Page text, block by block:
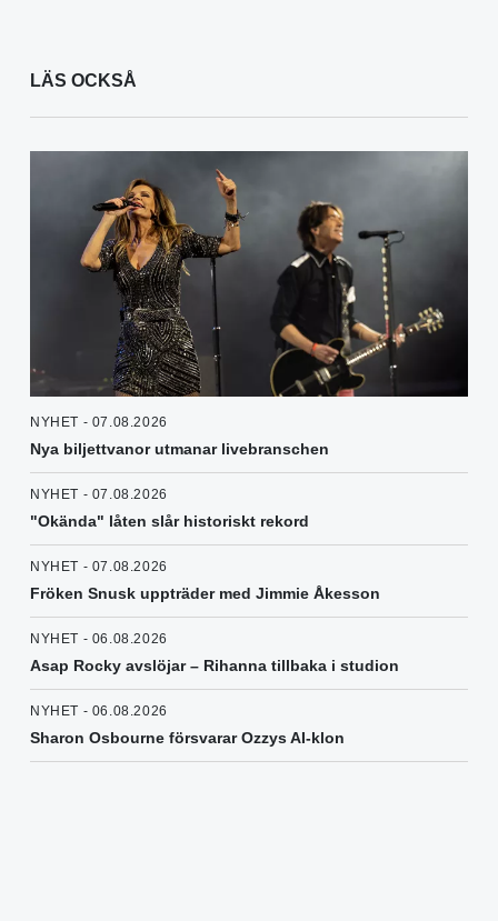
LÄS OCKSÅ
NYHET - 07.08.2026
Nya biljettvanor utmanar livebranschen
NYHET - 07.08.2026
"Okända" låten slår historiskt rekord
NYHET - 07.08.2026
Fröken Snusk uppträder med Jimmie Åkesson
NYHET - 06.08.2026
Asap Rocky avslöjar – Rihanna tillbaka i studion
NYHET - 06.08.2026
Sharon Osbourne försvarar Ozzys AI-klon